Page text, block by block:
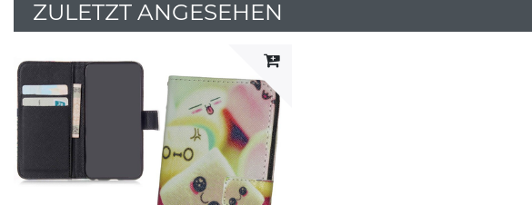
ZULETZT ANGESEHEN